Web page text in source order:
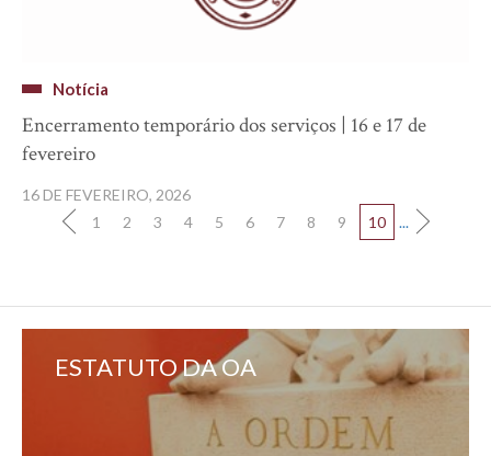
Notícia
Encerramento temporário dos serviços | 16 e 17 de
fevereiro
16 DE FEVEREIRO, 2026
1
2 3 4 5 6 7 8 9 10 ...
ESTATUTO DA OA